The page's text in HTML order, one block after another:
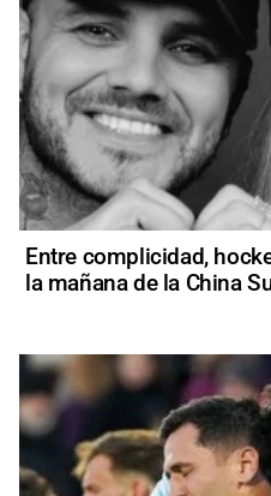
Entre complicidad,
la mañana de la China